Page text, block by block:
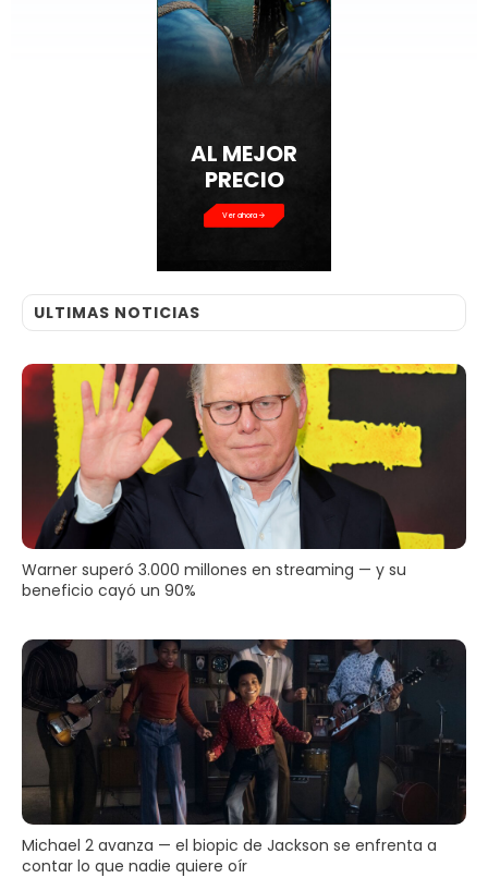
AL MEJOR
PRECIO
Ver ahora
ULTIMAS NOTICIAS
Warner superó 3.000 millones en streaming — y su
beneficio cayó un 90%
Michael 2 avanza — el biopic de Jackson se enfrenta a
contar lo que nadie quiere oír